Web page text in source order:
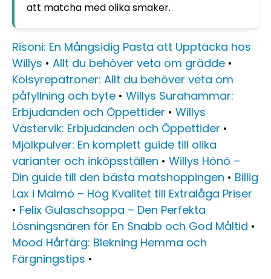
att matcha med olika smaker.
Risoni: En Mångsidig Pasta att Upptäcka hos
Willys • Allt du behöver veta om grädde •
Kolsyrepatroner: Allt du behöver veta om
påfyllning och byte • Willys Surahammar:
Erbjudanden och Öppettider • Willys
Västervik: Erbjudanden och Öppettider •
Mjölkpulver: En komplett guide till olika
varianter och inköpsställen • Willys Hönö –
Din guide till den bästa matshoppingen • Billig
Lax i Malmö – Hög Kvalitet till Extralåga Priser
• Felix Gulaschsoppa – Den Perfekta
Lösningsnären för En Snabb och God Måltid •
Mood Hårfärg: Blekning Hemma och
Färgningstips •